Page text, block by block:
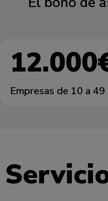
Empresas de 10 a